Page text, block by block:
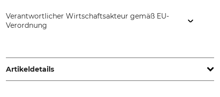
Verantwortlicher Wirtschaftsakteur gemäß EU-
Verordnung
www.grube.de
Artikeldetails